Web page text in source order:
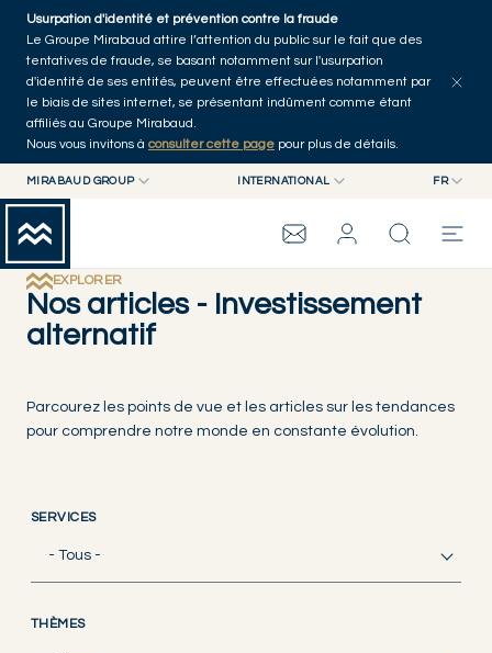
Skip to main content
Usurpation d'identité et prévention contre la fraude
Le Groupe Mirabaud attire l’attention du public sur le fait que des
tentatives de fraude, se basant notamment sur l'usurpation
d'identité de ses entités, peuvent être effectuées notamment par
le biais de sites internet, se présentant indûment comme étant
affiliés au Groupe Mirabaud.
Nous vous invitons à consulter cette page pour plus de détails.
MIRABAUD GROUP
MIRABAUD ASSET MANAGEMENT
MIRABAUD INVESTMENTS
INTERNATIONAL FR
FR
GROUPE MIRABAUD
THE VIEW
SERVICES
Accueil
Tous les articles
EXPLORER
Nos articles - Investissement
alternatif
Parcourez les points de vue et les articles sur les tendances
pour comprendre notre monde en constante évolution.
SERVICES
- Tous -
THÈMES